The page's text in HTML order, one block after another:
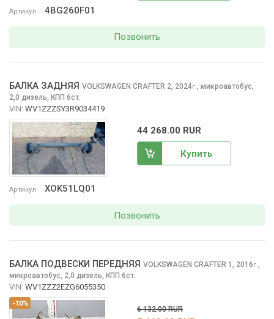
Артикул 4BG260F01
Позвонить
Артикул XOK51LQ01
БАЛКА ЗАДНЯЯ VOLKSWAGEN CRAFTER 2, 2024г.
микроавтобус,
2,0 дизель, КПП 6ст.
VIN: WV1ZZZSY3R9034419
44 268.00 RUR
Купить
Позвонить
-10%
БАЛКА ПОДВЕСКИ ПЕРЕДНЯЯ VOLKSWAGEN CRAFTER 1, 2016г.
микроавтобус, 2,0 дизель, КПП 6ст.
VIN: WV1ZZZ2EZG6055350
6 132.00 RUR